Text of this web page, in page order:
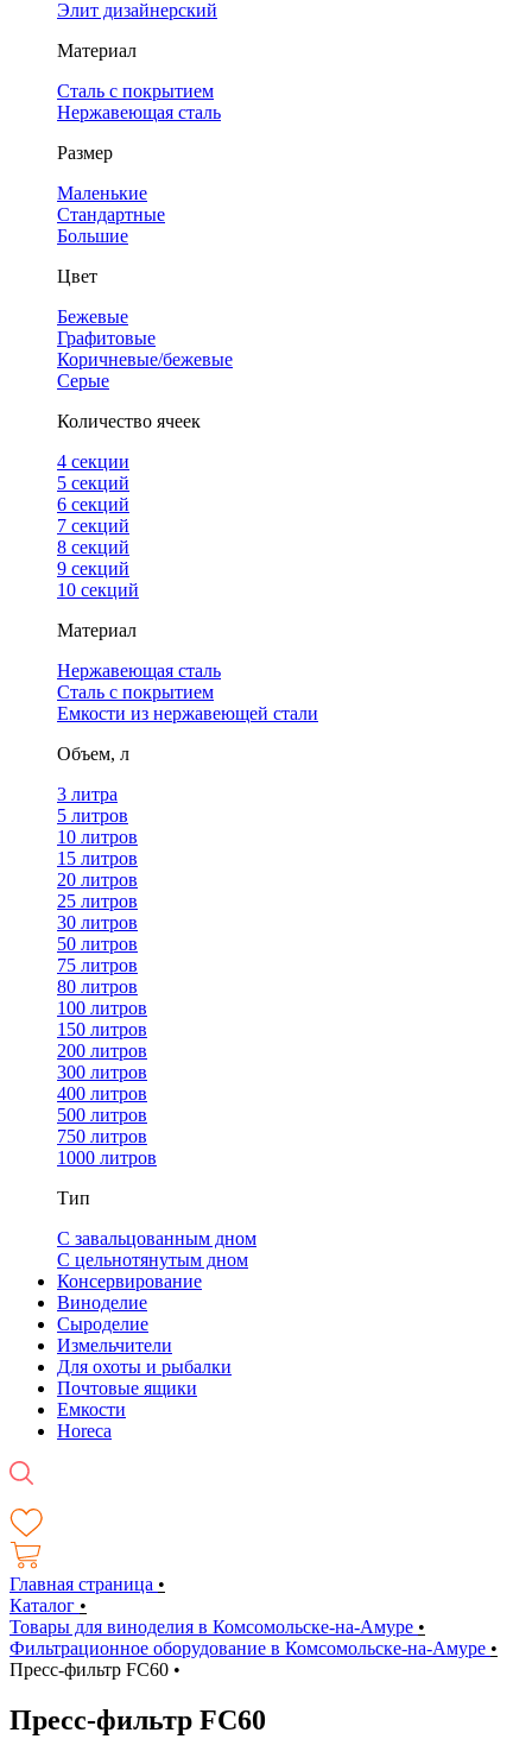
Элит дизайнерский
Материал
Сталь с покрытием
Нержавеющая сталь
Размер
Маленькие
Стандартные
Большие
Цвет
Бежевые
Графитовые
Коричневые/бежевые
Серые
Количество ячеек
4 cекции
5 секций
6 секций
7 секций
8 секций
9 секций
10 секций
Материал
Нержавеющая сталь
Сталь с покрытием
Емкости из нержавеющей стали
Объем, л
3 литра
5 литров
10 литров
15 литров
20 литров
25 литров
30 литров
50 литров
75 литров
80 литров
100 литров
150 литров
200 литров
300 литров
400 литров
500 литров
750 литров
1000 литров
Тип
С завальцованным дном
С цельнотянутым дном
Консервирование
Виноделие
Сыроделие
Измельчители
Для охоты и рыбалки
Почтовые ящики
Емкости
Horeca
Главная страница •
Каталог •
Товары для виноделия в Комсомольске-на-Амуре •
Фильтрационное оборудование в Комсомольске-на-Амуре •
Пресс-фильтр FC60 •
Пресс-фильтр FC60